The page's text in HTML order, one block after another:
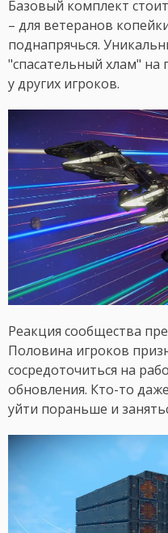
Базовый комплект
– для ветеранов
поднапрячься.
"спасательный хлам" на
у других игроков.
Реакция сообщества
Половина игроков
сосредоточиться на
обновления. Кто-то
уйти пораньше и